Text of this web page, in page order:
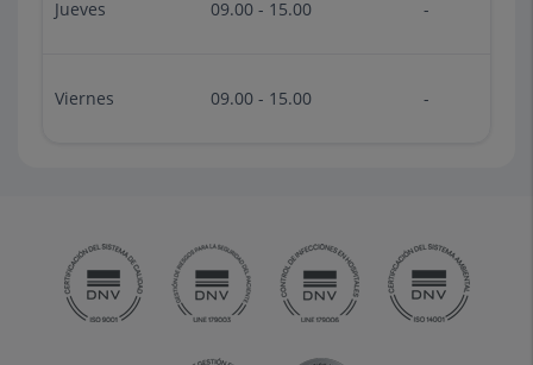
Jueves 09.00 - 15.00 -
Viernes 09.00 - 15.00 -